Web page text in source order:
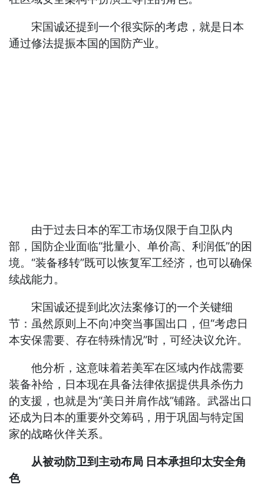
宋国诚还提到一个很实际的考虑，就是日本
通过修法提振本国的国防产业。
由于过去日本的军工市场仅限于自卫队内
部，国防企业面临“批量小、单价高、利润低”的困
境。“装备移转”既可以恢复军工经济，也可以确保
续战能力。
宋国诚还提到此次法案修订的一个关键细
节：虽然原则上不向冲突当事国出口，但“考虑日
本安保需要、存在特殊情况”时，可经决议允许。
他分析，这意味着若美军在区域内作战需要
装备补给，日本现在具备法律依据提供具杀伤力
的支援，也就是为“美日并肩作战”铺路。武器出口
还成为日本的重要外交筹码，用于巩固与特定国
家的战略伙伴关系。
从被动防卫到主动布局 日本承担印太安全角
色